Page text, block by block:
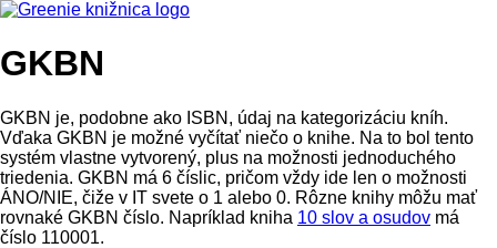
GKBN
GKBN je, podobne ako ISBN, údaj na kategorizáciu kníh.
Vďaka GKBN je možné vyčítať niečo o knihe. Na to bol tento
systém vlastne vytvorený, plus na možnosti jednoduchého
triedenia. GKBN má 6 číslic, pričom vždy ide len o možnosti
ÁNO/NIE, čiže v IT svete o 1 alebo 0. Rôzne knihy môžu mať
rovnaké GKBN číslo. Napríklad kniha 10 slov a osudov má
číslo 110001.